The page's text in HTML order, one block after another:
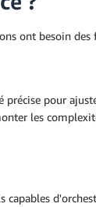
ont besoin des
précise pour
les